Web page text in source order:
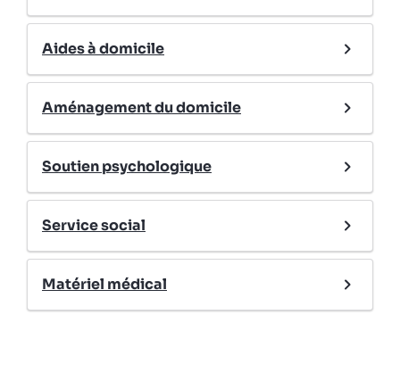
Aides à domicile
Aménagement du domicile
Soutien psychologique
Service social
Matériel médical